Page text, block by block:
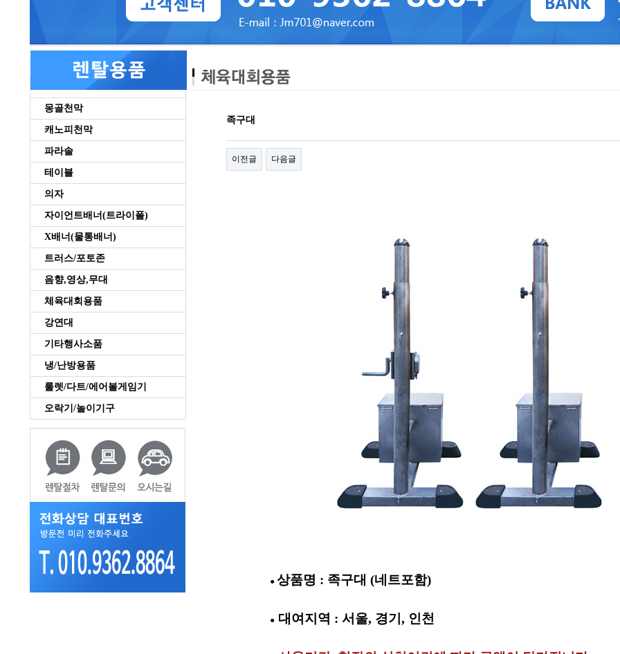
몽골천막
캐노피천막
파라솔
테이블
의자
자이언트배너(트라이폴)
X배너(물통배너)
트러스/포토존
음향,영상,무대
체육대회용품
강연대
기타행사소품
냉/난방용품
룰렛/다트/에어볼게임기
오락기/놀이기구
족구대
이전글 다음글
● 상품명 : 족구대 (네트포함)
●대여지역 : 서울, 경기, 인천